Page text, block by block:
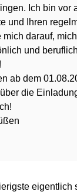
Ich bin vor
und Ihren
mich darauf,
und beruflich
ab dem
die
eigentlich